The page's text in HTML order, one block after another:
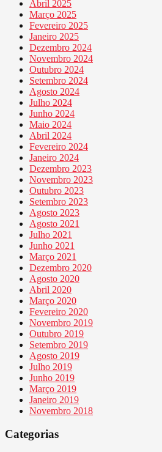
Abril 2025
Março 2025
Fevereiro 2025
Janeiro 2025
Dezembro 2024
Novembro 2024
Outubro 2024
Setembro 2024
Agosto 2024
Julho 2024
Junho 2024
Maio 2024
Abril 2024
Fevereiro 2024
Janeiro 2024
Dezembro 2023
Novembro 2023
Outubro 2023
Setembro 2023
Agosto 2023
Agosto 2021
Julho 2021
Junho 2021
Março 2021
Dezembro 2020
Agosto 2020
Abril 2020
Março 2020
Fevereiro 2020
Novembro 2019
Outubro 2019
Setembro 2019
Agosto 2019
Julho 2019
Junho 2019
Março 2019
Janeiro 2019
Novembro 2018
Categorias